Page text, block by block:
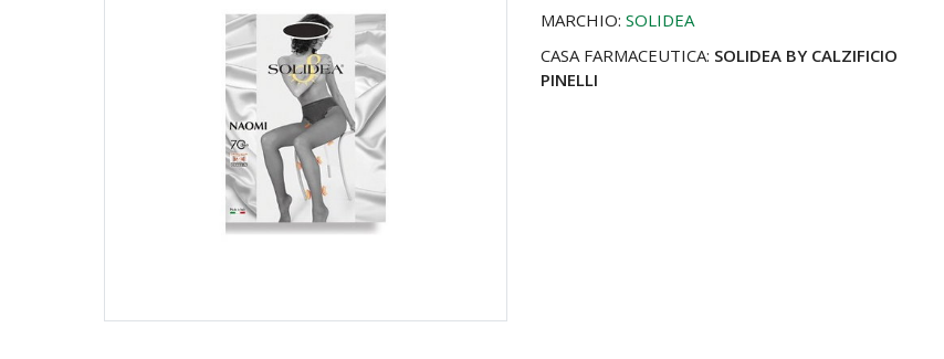
MARCHIO:SOLIDEA
CASA FARMACEUTICA: SOLIDEA BY CALZIFICIO
PINELLI